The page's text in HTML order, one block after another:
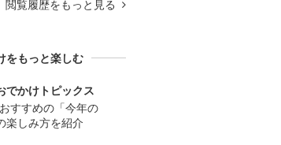
閲覧履歴をもっと見る
をもっと楽しむ
でかけトピックス
すすめの「今年の
楽しみ方を紹介